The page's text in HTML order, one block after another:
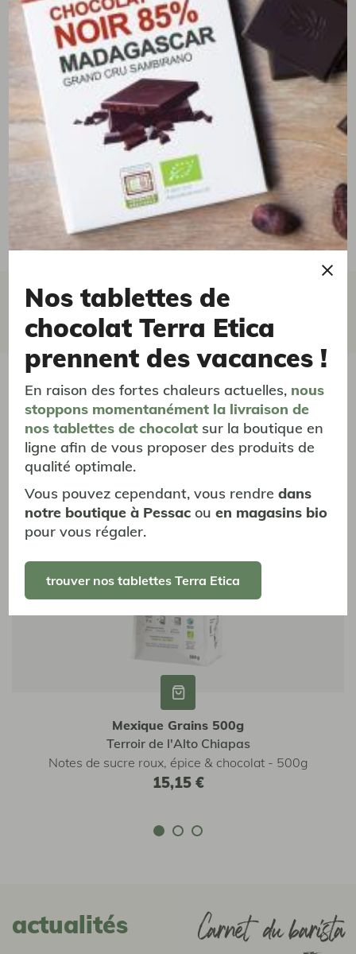
tous les avis clients
(0 avis)
vous aimerez aussi...
Café de Terroir
Café de Terroir
Mexique Grains 500g
Terroir de l'Alto Chiapas
Notes de sucre roux, épice & chocolat - 500g
15,15 €
actualités
Nos tablettes de
chocolat Terra Etica
prennent des vacances !
En raison des fortes chaleurs actuelles, nous
stoppons momentanément la livraison de
nos tablettes de chocolat sur la boutique en
ligne afin de vous proposer des produits de
qualité optimale.
Vous pouvez cependant, vous rendredans
notre boutique à Pessac ouen magasins bio
pour vous régaler.
trouver nos tablettes Terra Etica